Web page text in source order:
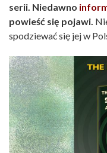
serii. Niedawno
powieść się pojawi.
spodziewać się jej w